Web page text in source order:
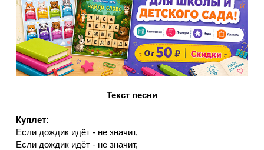
Текст песни
Куплет:
Если дождик идёт - не значит,
Если дождик идёт - не значит,